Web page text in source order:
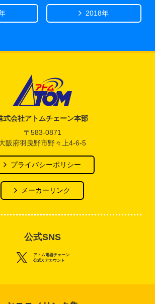
2018年
式会社アトムチェーン本部
〒583-0871
阪府羽曳野市野々上4-6-5
プライバシーポリシー
メーカーリンク
公式SNS
アトム電器チェーン
公式X アカウント